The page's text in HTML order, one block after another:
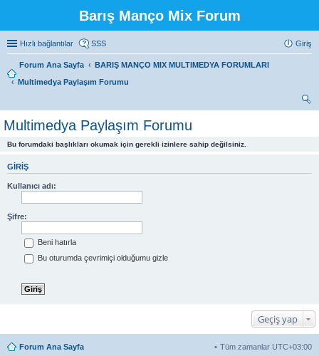
Barış Manço Mix Forum
Hızlı bağlantılar SSS Giriş
Forum Ana Sayfa
BARIŞ MANÇO MIX MULTIMEDYA FORUMLARI
Multimedya Paylaşım Forumu
Multimedya Paylaşım Forumu
Bu forumdaki başlıkları okumak için gerekli izinlere sahip değilsiniz.
GIRIŞ
Kullanıcı adı:
Şifre:
Beni hatırla
Bu oturumda çevrimiçi olduğumu gizle
Geçiş yap
Forum Ana Sayfa Tüm zamanlar UTC+03:00